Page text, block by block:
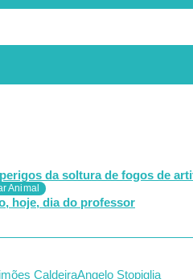
da soltura de fogos de
Animal
hoje, dia do professor
CaldeiraAngelo Stopiglia